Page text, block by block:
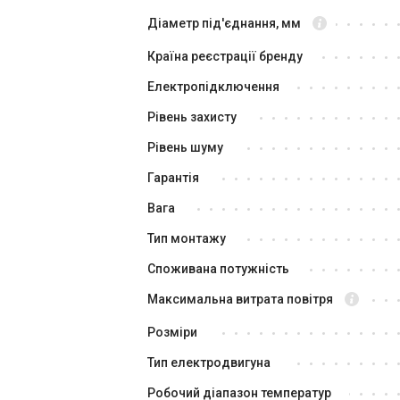
Ціна за запитом
Знятий з виробництва
Припливно-витяжна установка
Systemair Topvex TR04 EL
Діаметр під'єднання, мм
Країна реєстрації бренду
Електропідключення
Рівень захисту
Рівень шуму
Гарантія
Вага
Тип монтажу
Споживана потужність
Максимальна витрата повітря
Розміри
Тип електродвигуна
Робочий діапазон температур